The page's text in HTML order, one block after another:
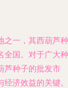
之一，其西葫芦种
全国。对于广大种
芦种子的批发市
经济效益的关键。